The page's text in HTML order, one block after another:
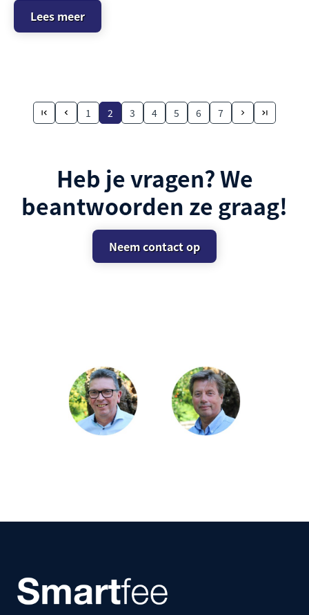
Lees meer
1 2 3 4 5 6 7
Heb je vragen? We
beantwoorden ze graag!
Neem contact op